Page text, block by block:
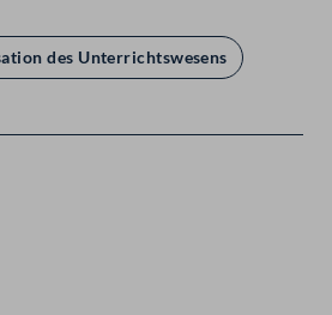
des Unterrichtswesens